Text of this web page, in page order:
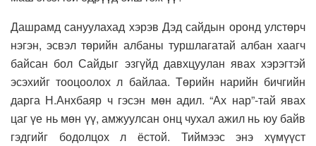
Дашрамд сануулахад хэрэв Дэд сайдын оронд улстөрч
нэгэн, эсвэл төрийн албаны туршлагатай албан хаагч
байсан бол Сайдыг эзгүйд давхцуулан явах хэрэгтэй
эсэхийг тооцоолох л байлаа. Төрийн нарийн бичгийн
дарга Н.Анхбаяр ч гэсэн мөн адил. “Ах нар”-тай явах
цаг үе нь мөн үү, амжуулсан онц чухал ажил нь юу байв
гэдгийг бодолцох л ёстой. Тиймээс энэ хүмүүст